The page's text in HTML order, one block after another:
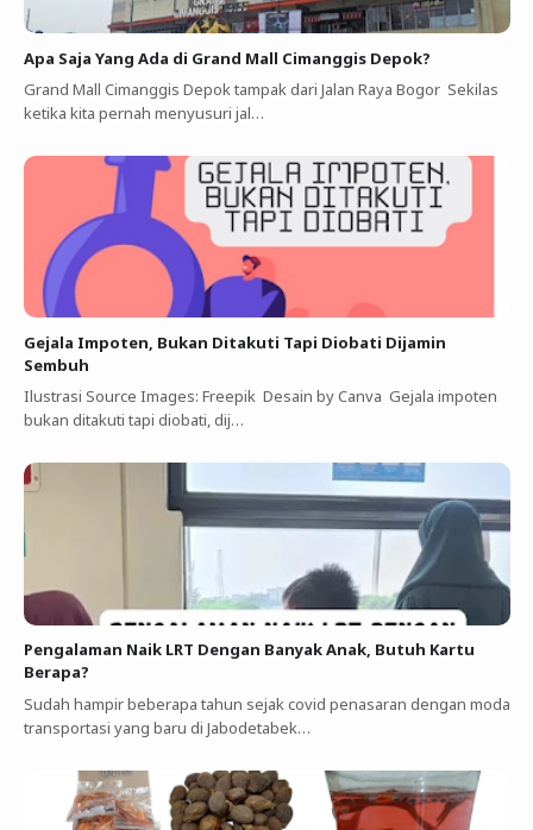
Apa Saja Yang Ada di Grand Mall Cimanggis Depok?
Grand Mall Cimanggis Depok tampak dari Jalan Raya Bogor Sekilas
ketika kita pernah menyusuri jal…
Gejala Impoten, Bukan Ditakuti Tapi Diobati Dijamin
Sembuh
Ilustrasi Source Images: Freepik Desain by Canva Gejala impoten
bukan ditakuti tapi diobati, dij…
Pengalaman Naik LRT Dengan Banyak Anak, Butuh Kartu
Berapa?
Sudah hampir beberapa tahun sejak covid penasaran dengan moda
transportasi yang baru di Jabodetabek…